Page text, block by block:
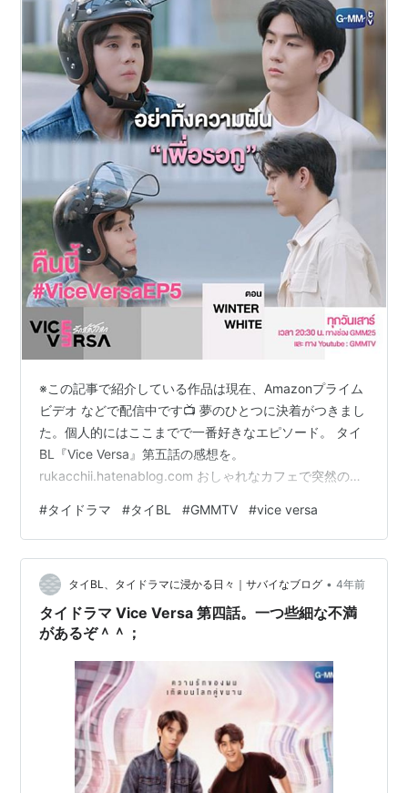
※この記事で紹介している作品は現在、Amazonプライム
ビデオ などで配信中です📺 夢のひとつに決着がつきまし
た。個人的にはここまでで一番好きなエピソード。 タイ
BL『Vice Versa』第五話の感想を。
rukacchii.hatenablog.com おしゃれなカフェで突然のチ
変化をもたらしません。それより彼らは「夢の実現」が
第一！。 だから物語は数日後。彼らが粉骨砕身してきた
恋愛映画の脚本が受理されるかしないか、からスター
ト。 この回の縦軸は「脚本がトントン拍子に映画化され
て、劇場公開されて、その顛末」を描いています。 タイ
のエンタメ事…
#タイドラマ #タイBL #GMMTV #vice versa
タイBL、タイドラマに浸かる日々｜サバイなブログ • 4年前
タイドラマ Vice Versa 第四話。一つ些細な不満
があるぞ＾＾；